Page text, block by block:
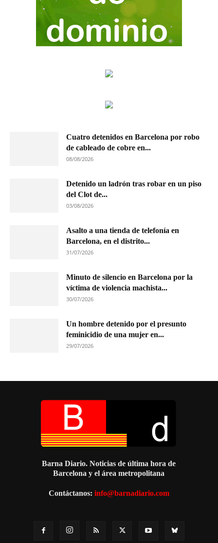
Cuatro detenidos en Barcelona por robo
de cableado de cobre en...
08/08/2026
Detenido un ladrón tras robar en un piso
del Clot de...
03/08/2026
Asalto a una tienda de telefonía en
Barcelona, en el distrito...
31/07/2026
Minuto de silencio en Barcelona por la
víctima de violencia machista...
30/07/2026
Un hombre detenido por el presunto
feminicidio de una mujer en...
29/07/2026
Barna Diario. Noticias de última hora de
Barcelona y el área metropolitana
Contáctanos: info@barnadiario.com